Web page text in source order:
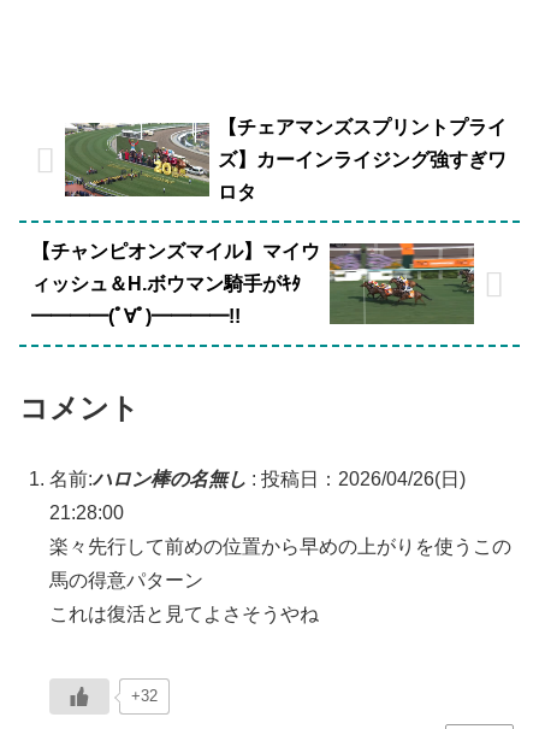
【チェアマンズスプリントプライ
ズ】カーインライジング強すぎワ
ロタ
【チャンピオンズマイル】マイウ
ィッシュ＆H.ボウマン騎手がｷﾀ
━━━━(ﾟ∀ﾟ)━━━━!!
コメント
名前:ハロン棒の名無し : 投稿日：2026/04/26(日)
21:28:00
楽々先行して前めの位置から早めの上がりを使うこの
馬の得意パターン
これは復活と見てよさそうやね
+32